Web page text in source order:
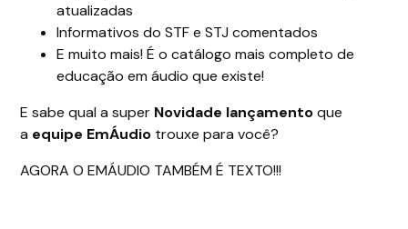
atualizadas
Informativos do STF e STJ comentados
E muito mais! É o catálogo mais completo de
educação em áudio que existe!
E sabe qual a super Novidade lançamentoque
a equipe EmÁudio trouxe para você?
AGORA O EMÁUDIO TAMBÉM É TEXTO!!!